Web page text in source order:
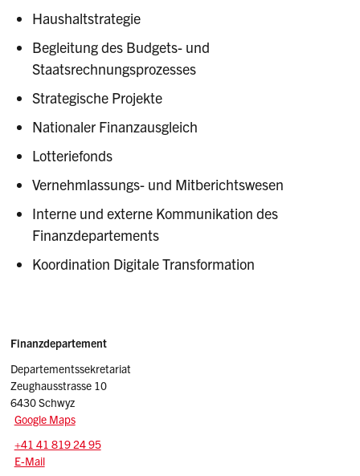
Haushaltstrategie
Begleitung des Budgets- und
Staatsrechnungsprozesses
Strategische Projekte
Nationaler Finanzausgleich
Lotteriefonds
Vernehmlassungs- und Mitberichtswesen
Interne und externe Kommunikation des
Finanzdepartements
Koordination Digitale Transformation
Sidebar
Adressen
Finanzdepartement
Departementssekretariat
Zeughausstrasse 10
6430 Schwyz
Google Maps
Tel.:
+41 41 819 24 95
E-Mail: fd
E-Mail